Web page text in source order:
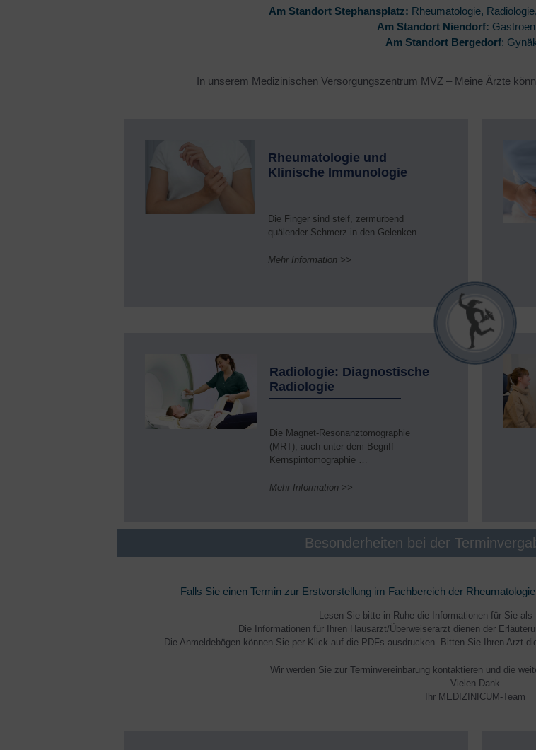
Endokrinologie
Funktionelle Magen-Darm-
Gastroenterologie, Endoskopie
Infektiologie
Interdisziplinäre
Frauengesundheit
Am Standort Stephansplatz: Rheumatologie,
Am Standort Niendorf:
Am Standort Bergedorf:
In unserem Medizinischen Versorgungszentrum MVZ – Meine Ärzte
Rheumatologie und
Klinische Immunologie
Die Finger sind steif, zermürbend
quälender Schmerz in den Gelenken…
Mehr Information >>
Radiologie: Diagnostische
Radiologie
Die Magnet-Resonanztomographie
(MRT), auch unter dem Begriff
Kernspintomographie …
Mehr Information >>
Besonderheiten bei der
Falls Sie einen Termin zur Erstvorstellung im Fachbereich der
Lesen Sie bitte in Ruhe die Informationen für Sie
Die Informationen für Ihren Hausarzt/Überweiserarzt dienen der
Die Anmeldebögen können Sie per Klick auf die PDFs ausdrucken. Bitten Sie Ihren Arzt
Wir werden Sie zur Terminvereinbarung kontaktieren und die
Vielen Dank
Ihr MEDIZINICUM-Team